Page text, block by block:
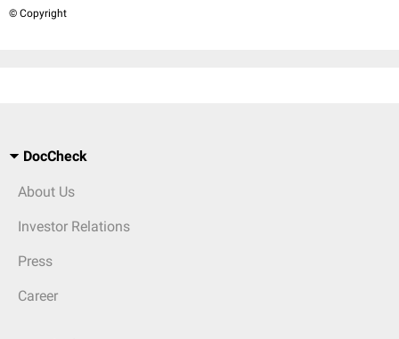
© Copyright
DocCheck
About Us
Investor Relations
Press
Career